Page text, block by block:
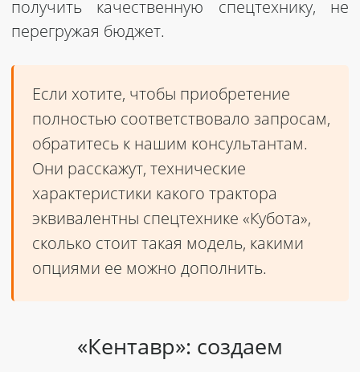
получить качественную спецтехнику, не
перегружая бюджет.
Если хотите, чтобы приобретение
полностью соответствовало запросам,
обратитесь к нашим консультантам.
Они расскажут, технические
характеристики какого трактора
эквивалентны спецтехнике «Кубота»,
сколько стоит такая модель, какими
опциями ее можно дополнить.
«Кентавр»: создаем